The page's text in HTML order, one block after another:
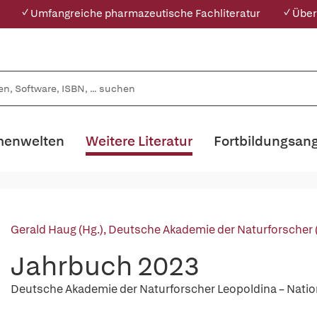
✓ Umfangreiche pharmazeutische Fachliteratur ✓
Weitere Literatur
Gerald Haug (Hg.),Deutsche Akademie der Naturforscher
Jahrbuch 2023
Deutsche Akademie der Naturforscher Leopoldina –